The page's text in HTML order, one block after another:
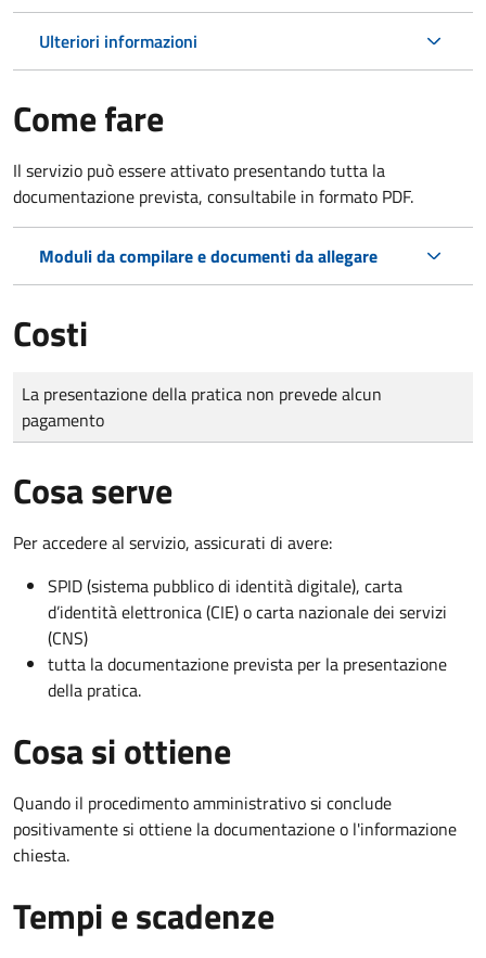
Ulteriori informazioni
Come fare
Il servizio può essere attivato presentando tutta la
documentazione prevista, consultabile in formato PDF.
Moduli da compilare e documenti da allegare
Costi
Tipo di pagamento
Importo
La presentazione della pratica non prevede alcun
pagamento
Cosa serve
Per accedere al servizio, assicurati di avere:
SPID (sistema pubblico di identità digitale), carta
d’identità elettronica (CIE) o carta nazionale dei servizi
(CNS)
tutta la documentazione prevista per la presentazione
della pratica.
Cosa si ottiene
Quando il procedimento amministrativo si conclude
positivamente si ottiene la documentazione o l'informazione
chiesta.
Tempi e scadenze